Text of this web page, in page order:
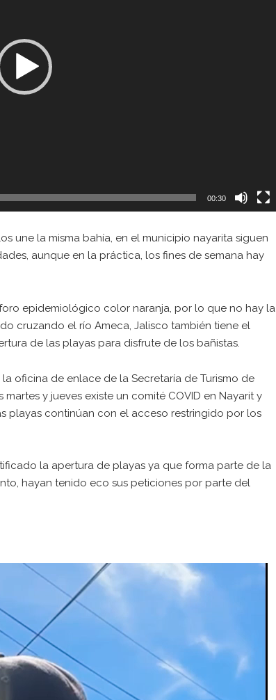
00:30
une la misma bahía, en el municipio nayarita siguen
aunque en la práctica, los fines de semana hay
epidemiológico color naranja, por lo que no hay la
cruzando el río Ameca, Jalisco también tiene el
de las playas para disfrute de los bañistas.
oficina de enlace de la Secretaría de Turismo de
y jueves existe un comité COVID en Nayarit y
playas continúan con el acceso restringido por los
la apertura de playas ya que forma parte de la
hayan tenido eco sus peticiones por parte del